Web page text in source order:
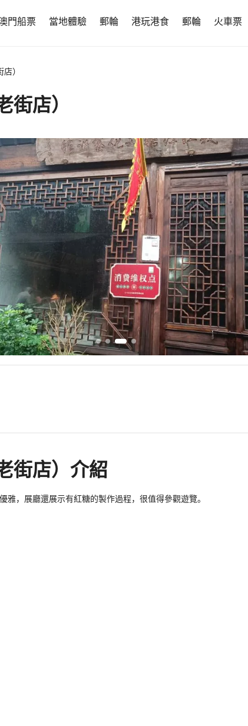
門船票 當地體驗 郵輪 港玩港食 郵輪 火車票
）
街店）
街店）介紹
，展廳還展示有紅糖的製作過程，很值得參觀遊覽。